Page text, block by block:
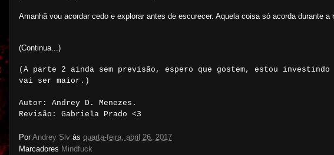
Amanhã vou acordar cedo e explorar antes de escurecer. Aquela coisa só acorda durante
(Continua...)
(A parte 2 ainda sem previsão, espero que gostem, estou
vai ser maior.)
Autor: Andrey D. Menezes.
Revisão: Gabriela Prado <3
Por Andrey Slv às quarta-feira, abril 26, 2017
Marcadores Mindfuck